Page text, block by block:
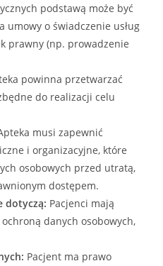
podstawą może być
umowy o świadczenie usług
prawny (np. prowadzenie
powinna przetwarzać
do realizacji celu
musi zapewnić
i organizacyjne, które
osobowych przed utratą,
dostępem.
dotyczą: Pacjenci mają
danych osobowych,
Pacjent ma prawo